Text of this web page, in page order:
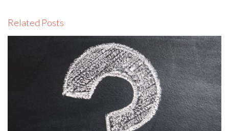
Related Posts